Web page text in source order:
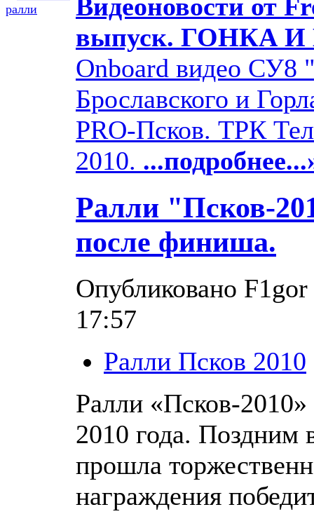
Видеоновости от
выпуск. ГОНКА И
Onboard видео СУ8
Брославского и
PRO-Псков. ТРК
2010.
Ралли "Псков-
после финиша.
Опубликовано
17:57
Ралли Псков 2010
Ралли «Псков-
2010 года. Поздним
прошла
награждения